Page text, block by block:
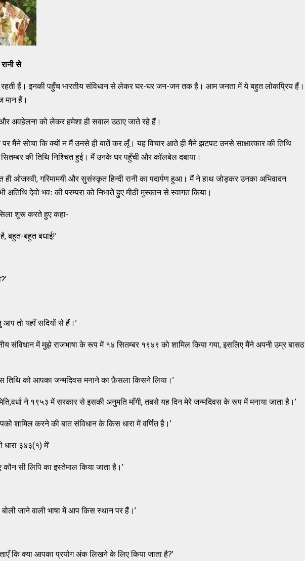
रानी से
में रहती हैं। इनकी पहुँच भारतीय संविधान से लेकर घर-घर जन-जन तक है। आम जनता में ये बहुत लोकप्रिय हैं।
मान हैं।
और अवहेलना को लेकर हमेशा ही सवाल उठाए जाते रहे हैं।
मैंने सोचा कि क्यों न मैं उनसे ही बातें कर लूँ। यह विचार आते ही मैंने झटपट उनसे साक्षात्कार की तिथि
की तिथि निश्चित हुई। मैं उनके घर पहुँची और कॉलबेल दबाया।
ही ओजस्वी, गरिमामयी और सुसंस्कृत हिन्दी रानी का पदार्पण हुआ। मैं ने हाथ जोड़कर उनका अभिवादन
अतिथि देवो भवः की परम्परा को निभाते हुए मीठी मुस्कान से स्वागत किया।
शुरू करते हुए कहा-
बहुत-बहुत बधाई!’
आप तो यहाँ सदियों से हैं।’
संविधान में मुझे राजभाषा के रूप में १४ सितम्बर १९४९ को शामिल किया गया, इसलिए मैंने अपनी उम्र बासठ
तिथि को आपका जन्मदिवस मनाने का फ़ैसला किसने लिया।’
ने १९५३ में सरकार से इसकी अनुमति माँगी, तबसे यह दिन मेरे जन्मदिवस के रूप में मनाया जाता है।’
शामिल करने की बात संविधान के किस धारा में वर्णित है।’
धारा ३४३(१) में’
सी लिपि का इस्तेमाल किया जाता है।’
बोली जाने वाली भाषा में आप किस स्थान पर हैं।’
कि क्या आपका प्रयोग अंक लिखने के लिए किया जाता है?’